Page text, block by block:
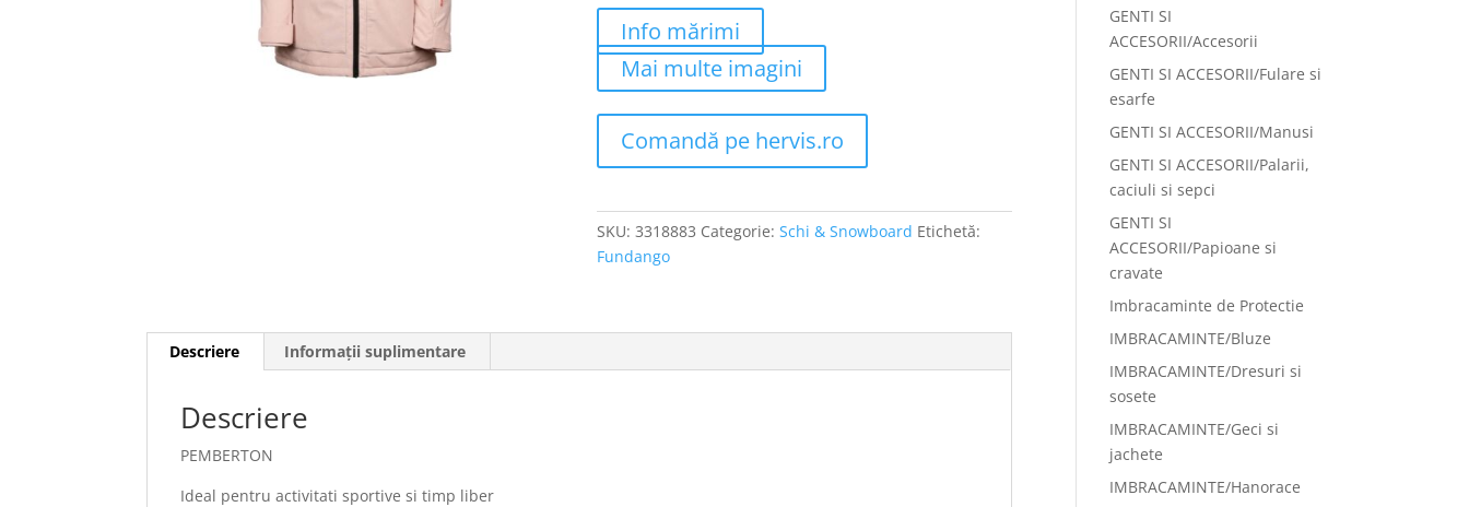
Info mărimi
Mai multe imagini
Comandă pe hervis.ro
SKU:3318883 Categorie:Schi & Snowboard Etichetă:
Fundango
Descriere Informații suplimentare
Descriere
PEMBERTON
Ideal pentru activitati sportive si timp liber
GENTI SI
ACCESORII/Accesorii
GENTI SI ACCESORII/Fulare si
esarfe
GENTI SI ACCESORII/Manusi
GENTI SI ACCESORII/Palarii,
caciuli si sepci
GENTI SI
ACCESORII/Papioane si
cravate
Imbracaminte de Protectie
IMBRACAMINTE/Bluze
IMBRACAMINTE/Dresuri si
sosete
IMBRACAMINTE/Geci si
jachete
IMBRACAMINTE/Hanorace